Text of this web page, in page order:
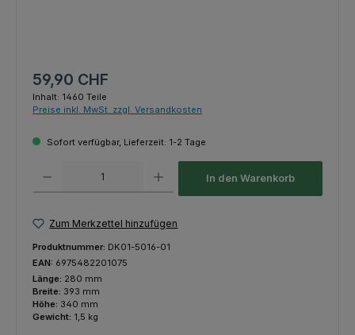
Regulärer Preis:
59,90 CHF
Inhalt: 1460 Teile
Preise inkl. MwSt. zzgl. Versandkosten
Sofort verfügbar, Lieferzeit: 1-2 Tage
In den Warenkorb
Zum Merkzettel hinzufügen
Produktnummer: DK01-5016-01
EAN: 6975482201075
Länge: 280 mm
Breite: 393 mm
Höhe: 340 mm
Gewicht: 1,5 kg